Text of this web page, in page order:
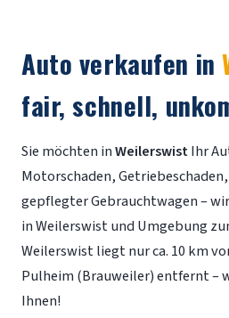
Auto verkaufen in
fair, schnell,
Sie möchten inWeilerswistIhr
Motorschaden,
gepflegter Gebrauchtwagen –
in Weilerswist und Umgebung
Weilerswist liegt nur ca. 10 km
Pulheim (Brauweiler) entfernt –
Ihnen!